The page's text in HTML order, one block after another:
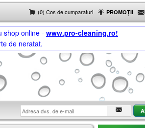
(0) Cos de cumparaturi PROMOȚII
shop online - www.pro-cleaning.ro!
de neratat.